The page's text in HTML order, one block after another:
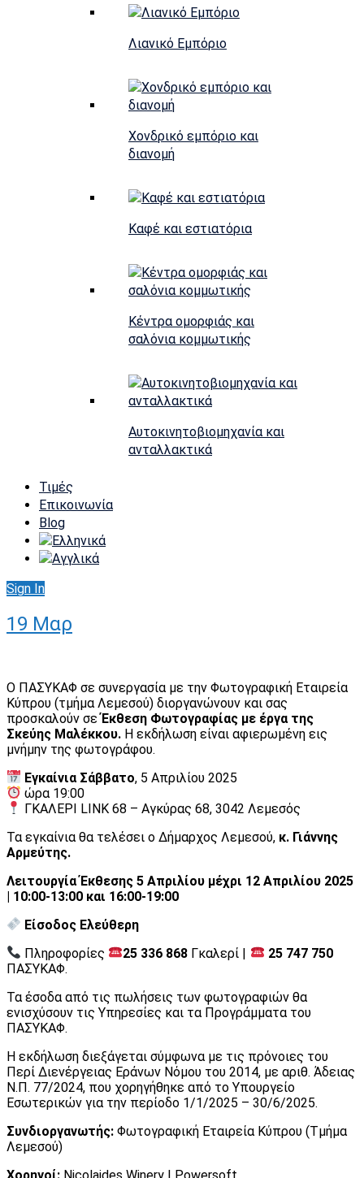
Λιανικό Εμπόριο
Χονδρικό εμπόριο και
διανομή
Καφέ και εστιατόρια
Κέντρα ομορφιάς και
σαλόνια κομμωτικής
Αυτοκινητοβιομηχανία και
ανταλλακτικά
Τιμές
Επικοινωνία
Blog
Sign In
19 Μαρ
Ο ΠΑΣΥΚΑΦ σε συνεργασία με την Φωτογραφική Εταιρεία
Κύπρου (τμήμα Λεμεσού) διοργανώνουν και σας
προσκαλούν σεΈκθεση Φωτογραφίας με έργα της
Σκεύης Μαλέκκου. Η εκδήλωση είναι αφιερωμένη εις
μνήμην της φωτογράφου.
Εγκαίνια Σάββατο, 5 Απριλίου 2025
ώρα 19:00
ΓΚΑΛΕΡΙ LINK 68 – Αγκύρας 68, 3042 Λεμεσός
Τα εγκαίνια θα τελέσει ο Δήμαρχος Λεμεσού, κ. Γιάννης
Αρμεύτης.
Λειτουργία Έκθεσης 5 Απριλίου μέχρι 12 Απριλίου 2025
| 10:00-13:00 και 16:00-19:00
Είσοδος Ελεύθερη
Πληροφορίες
25 336 868 Γκαλερί |
25 747 750
ΠΑΣΥΚΑΦ.
Τα έσοδα από τις πωλήσεις των φωτογραφιών θα
ενισχύσουν τις Υπηρεσίες και τα Προγράμματα του
ΠΑΣΥΚΑΦ.
Η εκδήλωση διεξάγεται σύμφωνα με τις πρόνοιες του
Περί Διενέργειας Εράνων Νόμου του 2014, με αριθ. Άδειας
Ν.Π. 77/2024, που χορηγήθηκε από το Υπουργείο
Εσωτερικών για την περίοδο 1/1/2025 – 30/6/2025.
Συνδιοργανωτής: Φωτογραφική Εταιρεία Κύπρου (Τμήμα
Λεμεσού)